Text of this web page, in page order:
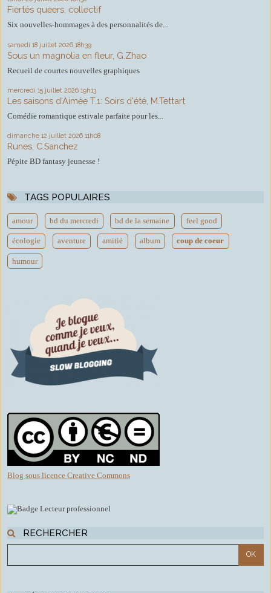
Fiertés queers, collectif
Six nouvelles-hommages à des personnalités de...
samedi 18 juillet 2026 18h39
Sous un magnolia en fleur, G.Zhao
Recueil de courtes nouvelles graphiques
mercredi 15 juillet 2026 19h13
Les saisons d'Aimée T.1: Soirs d'été, M.Tettart
Comédie romantique estivale parfaite pour les...
dimanche 12 juillet 2026 11h08
Runes, C.Sanchez
Pépite BD fantasy jeunesse !
TAGS POPULAIRES
amour bd du mercredi bd de la semaine feel good
écologie aventure amitié album coup de coeur
humour
Blog sous licence Creative Commons
RECHERCHER